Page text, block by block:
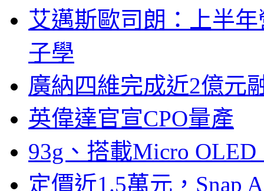
艾邁斯歐司朗：上半
子學
廣納四維完成近2億元
英偉達官宣CPO量產
93g、搭載Micro
定價近1.5萬元，Snap